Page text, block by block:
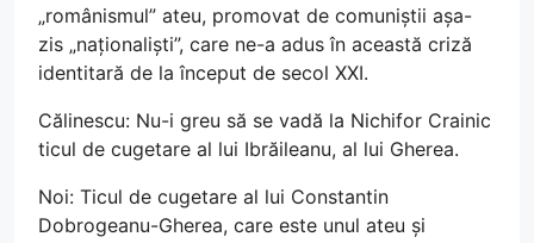
„românismul” ateu, promovat de comuniștii așa-
zis „naționaliști”, care ne-a adus în această criză
identitară de la început de secol XXI.
Călinescu: Nu-i greu să se vadă la Nichifor Crainic
ticul de cugetare al lui Ibrăileanu, al lui Gherea.
Noi: Ticul de cugetare al lui Constantin
Dobrogeanu-Gherea, care este unul ateu și